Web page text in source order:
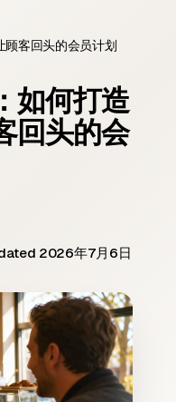
顾客回头的会员计划
如何打造
回头的会
2026年7月6日